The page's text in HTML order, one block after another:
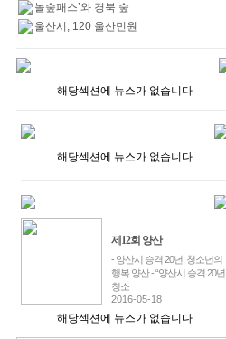
놀숲패스’와 경북 숲
울산시, 120 울산민원
해당섹션에 뉴스가 없습니다
해당섹션에 뉴스가 없습니다
제12회 양산
- 양산시 승격 20년, 청소년의
행복 양산 - “양산시 승격 20년,
청소
2016-05-18
해당섹션에 뉴스가 없습니다